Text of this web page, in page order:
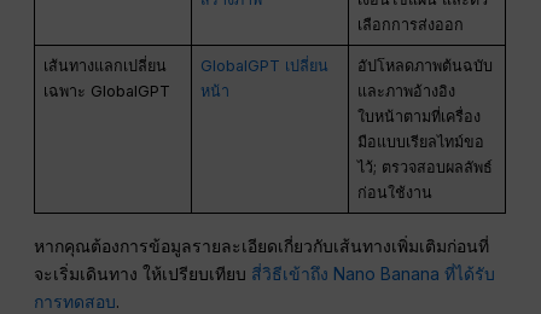
เลือกการส่งออก
เส้นทางแลกเปลี่ยน
เฉพาะ GlobalGPT
GlobalGPT เปลี่ยน
หน้า
อัปโหลดภาพต้นฉบับ
และภาพอ้างอิง
ใบหน้าตามที่เครื่อง
มือแบบเรียลไทม์ขอ
ไว้; ตรวจสอบผลลัพธ์
ก่อนใช้งาน
หากคุณต้องการข้อมูลรายละเอียดเกี่ยวกับเส้นทางเพิ่มเติมก่อนที่
จะเริ่มเดินทาง ให้เปรียบเทียบ สี่วิธีเข้าถึง Nano Banana ที่ได้รับ
การทดสอบ.